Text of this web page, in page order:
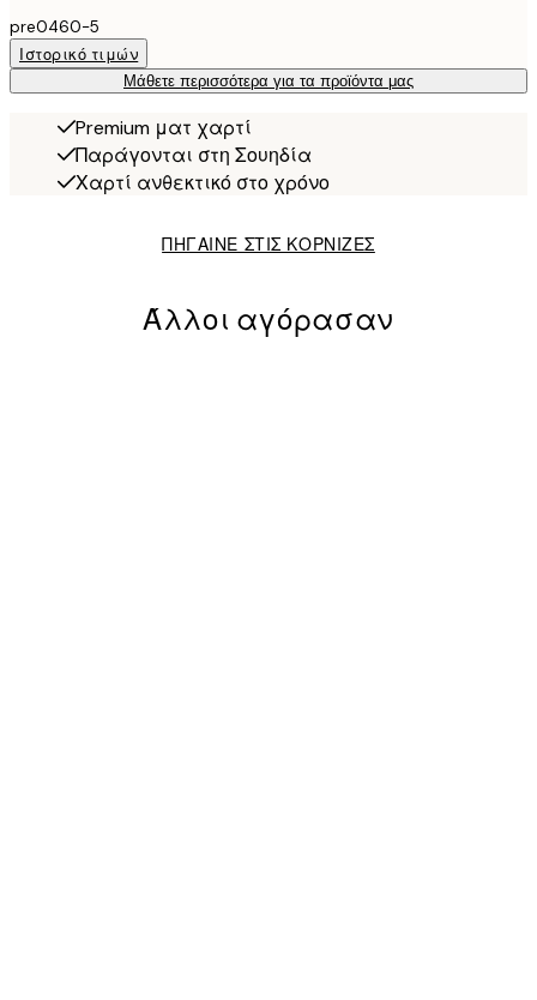
pre0460-5
Ιστορικό τιμών
Μάθετε περισσότερα για τα προϊόντα μας
Premium ματ χαρτί
Παράγονται στη Σουηδία
Χαρτί ανθεκτικό στο χρόνο
ΠΗΓΑΙΝΕ ΣΤΙΣ ΚΟΡΝΙΖΕΣ
Άλλοι αγόρασαν